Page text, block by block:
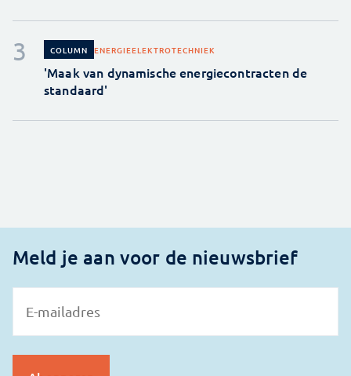
COLUMN ENERGIEELEKTROTECHNIEK
'Maak van dynamische energiecontracten de
standaard'
Meld je aan voor de nieuwsbrief